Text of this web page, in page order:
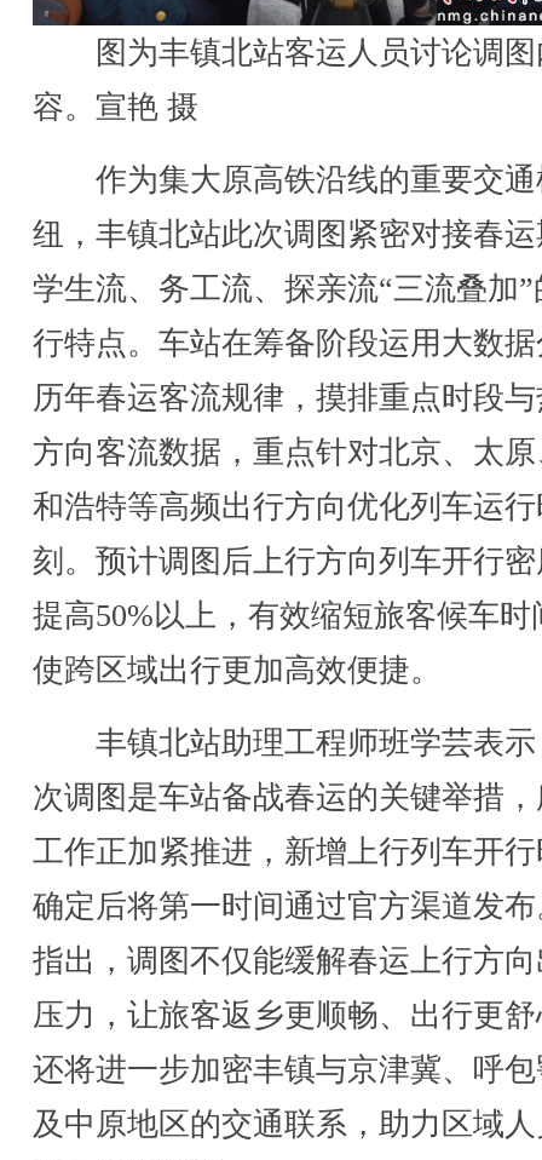
图为丰镇北站客运人员讨论调
容。宣艳 摄
作为集大原高铁沿线的重要交通
纽，丰镇北站此次调图紧密对接春
学生流、务工流、探亲流“三流叠加”
行特点。车站在筹备阶段运用大数
历年春运客流规律，摸排重点时段
方向客流数据，重点针对北京、太
和浩特等高频出行方向优化列车运
刻。预计调图后上行方向列车开行
提高50%以上，有效缩短旅客候车时
使跨区域出行更加高效便捷。
丰镇北站助理工程师班学芸表示
次调图是车站备战春运的关键举措
工作正加紧推进，新增上行列车开
确定后将第一时间通过官方渠道发
指出，调图不仅能缓解春运上行方
压力，让旅客返乡更顺畅、出行更
还将进一步加密丰镇与京津冀、呼
及中原地区的交通联系，助力区域